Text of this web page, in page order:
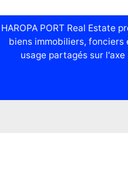
HAROPA PORT Real Estate
biens immobiliers, fonciers
usage partagés sur l'axe